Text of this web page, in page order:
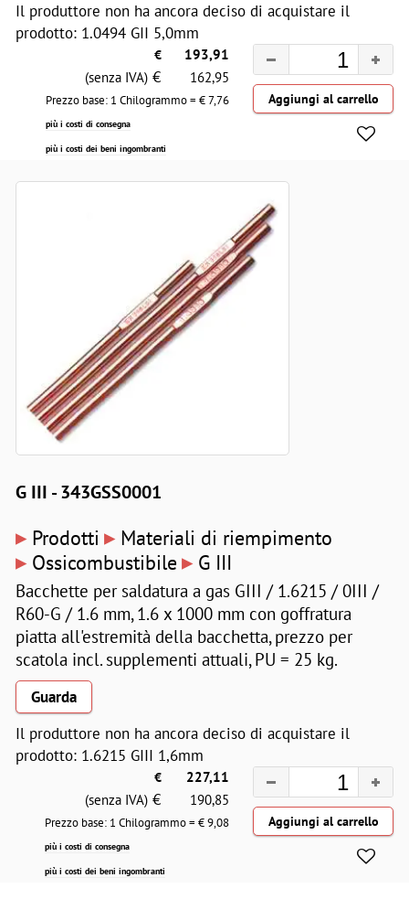
Il produttore non ha ancora deciso di acquistare il
prodotto: 1.0494 GII 5,0mm
€
193,91
(senza IVA) € 162,95
Prezzo base: 1 Chilogrammo = €7,76
più i costi di consegna
più i costi dei beni ingombranti
G III - 343GSS0001
▸ Prodotti ▸ Materiali di riempimento
▸ Ossicombustibile ▸ G III
Bacchette per saldatura a gas GIII / 1.6215 / 0III /
R60-G / 1.6 mm, 1.6 x 1000 mm con goffratura
piatta all'estremità della bacchetta, prezzo per
scatola incl. supplementi attuali, PU = 25 kg.
Guarda
Il produttore non ha ancora deciso di acquistare il
prodotto: 1.6215 GIII 1,6mm
€
227,11
(senza IVA) € 190,85
Prezzo base: 1 Chilogrammo = €9,08
più i costi di consegna
più i costi dei beni ingombranti